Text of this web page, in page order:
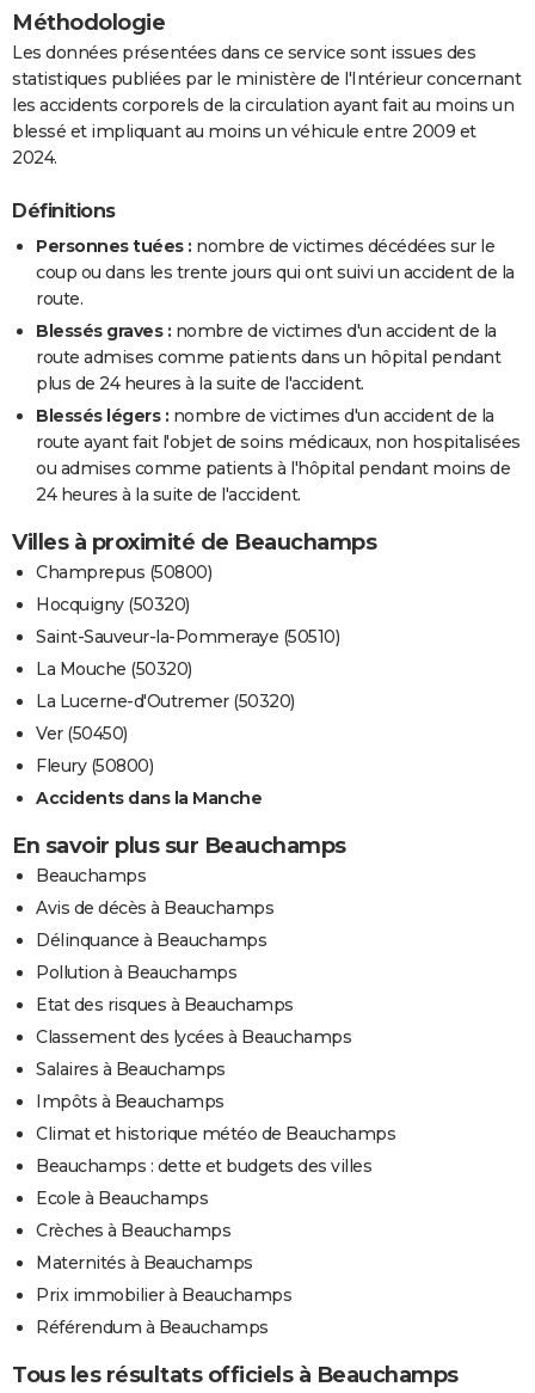
Méthodologie
Les données présentées dans ce service sont issues des
statistiques publiées par le ministère de l'Intérieur concernant
les accidents corporels de la circulation ayant fait au moins un
blessé et impliquant au moins un véhicule entre 2009 et
2024.
Définitions
Personnes tuées : nombre de victimes décédées sur le
coup ou dans les trente jours qui ont suivi un accident de la
route.
Blessés graves : nombre de victimes d'un accident de la
route admises comme patients dans un hôpital pendant
plus de 24 heures à la suite de l'accident.
Blessés légers : nombre de victimes d'un accident de la
route ayant fait l'objet de soins médicaux, non hospitalisées
ou admises comme patients à l'hôpital pendant moins de
24 heures à la suite de l'accident.
Villes à proximité de Beauchamps
Champrepus (50800)
Hocquigny (50320)
Saint-Sauveur-la-Pommeraye (50510)
La Mouche (50320)
La Lucerne-d'Outremer (50320)
Ver (50450)
Fleury (50800)
Accidents dans la Manche
En savoir plus sur Beauchamps
Beauchamps
Avis de décès à Beauchamps
Délinquance à Beauchamps
Pollution à Beauchamps
Etat des risques à Beauchamps
Classement des lycées à Beauchamps
Salaires à Beauchamps
Impôts à Beauchamps
Climat et historique météo de Beauchamps
Beauchamps : dette et budgets des villes
Ecole à Beauchamps
Crèches à Beauchamps
Maternités à Beauchamps
Prix immobilier à Beauchamps
Référendum à Beauchamps
Tous les résultats officiels à Beauchamps